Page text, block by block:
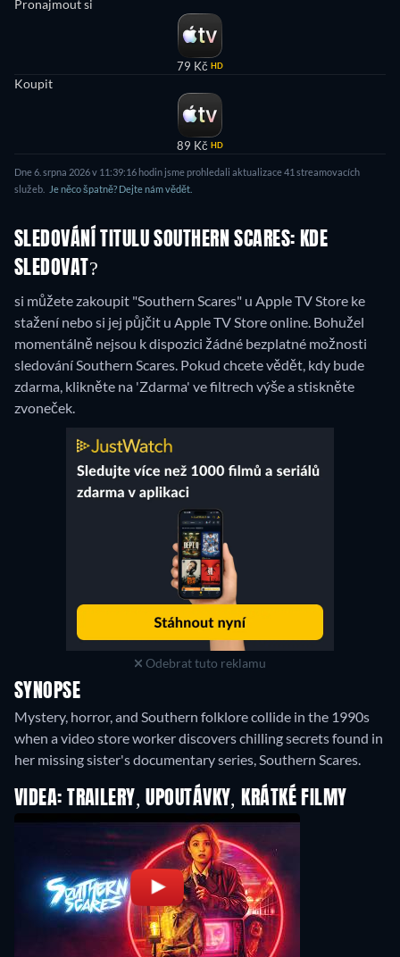
Pronajmout si
79 Kč HD
Koupit
89 Kč HD
Dne 6. srpna 2026 v 11:39:16 hodin jsme prohledali aktualizace 41 streamovacích
služeb.
Je něco špatně? Dejte nám vědět.
SLEDOVÁNÍ TITULU SOUTHERN SCARES: KDE
SLEDOVAT?
si můžete zakoupit "Southern Scares" u Apple TV Store ke
stažení nebo si jej půjčit u Apple TV Store online. Bohužel
momentálně nejsou k dispozici žádné bezplatné možnosti
sledování Southern Scares. Pokud chcete vědět, kdy bude
zdarma, klikněte na 'Zdarma' ve filtrech výše a stiskněte
zvoneček.
Odebrat tuto reklamu
SYNOPSE
Mystery, horror, and Southern folklore collide in the 1990s
when a video store worker discovers chilling secrets found in
her missing sister's documentary series, Southern Scares.
VIDEA: TRAILERY, UPOUTÁVKY, KRÁTKÉ FILMY